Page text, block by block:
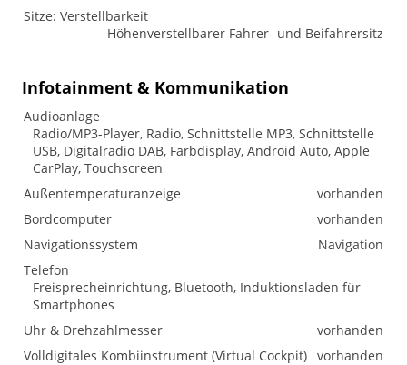
Sitze: Verstellbarkeit
Höhenverstellbarer Fahrer- und Beifahrersitz
Infotainment & Kommunikation
Audioanlage
Radio/MP3-Player, Radio, Schnittstelle MP3, Schnittstelle
USB, Digitalradio DAB, Farbdisplay, Android Auto, Apple
CarPlay, Touchscreen
Außentemperaturanzeige
vorhanden
Bordcomputer
vorhanden
Navigationssystem
Navigation
Telefon
Freisprecheinrichtung, Bluetooth, Induktionsladen für
Smartphones
Uhr & Drehzahlmesser
vorhanden
Volldigitales Kombiinstrument (Virtual Cockpit) vorhanden